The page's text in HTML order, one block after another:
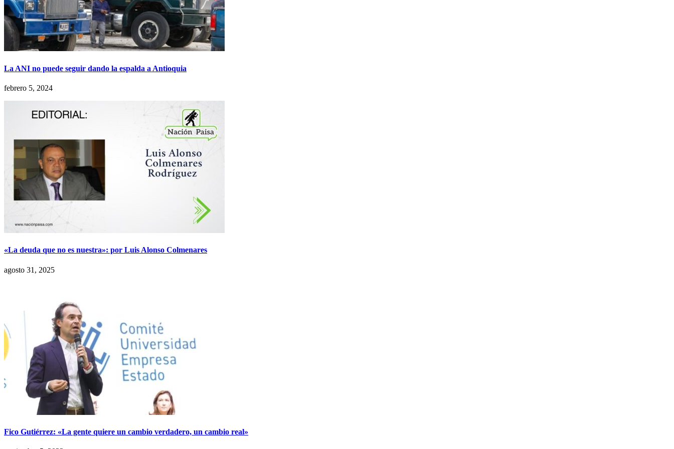
La ANI no puede seguir dando la espalda a Antioquia
febrero 5, 2024
«La deuda que no es nuestra»: por Luis Alonso Colmenares
agosto 31, 2025
Fico Gutiérrez: «La gente quiere un cambio verdadero, un cambio real»